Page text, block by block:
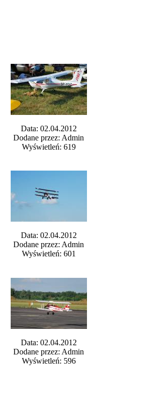
Data: 02.04.2012
Dodane przez: Admin
Wyświetleń: 619
Data: 02.04.2012
Dodane przez: Admin
Wyświetleń: 601
Data: 02.04.2012
Dodane przez: Admin
Wyświetleń: 596